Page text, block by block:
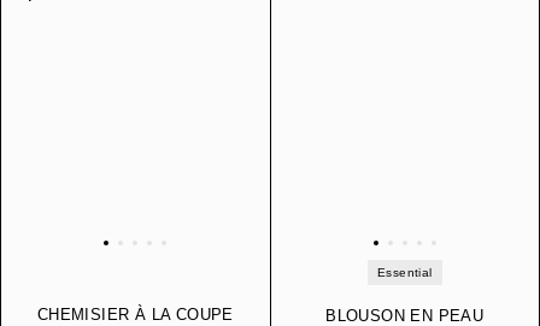
CHEMISIER À LA COUPE
Essential
BLOUSON EN PEAU